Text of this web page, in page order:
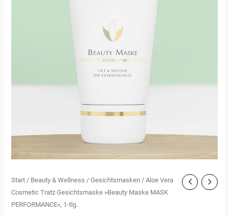
Start / Beauty & Wellness /Gesichtsmasken / Aloe Vera
Cosmetic Tratz Gesichtsmaske »Beauty Maske MASK
PERFORMANCE«, 1-tlg.